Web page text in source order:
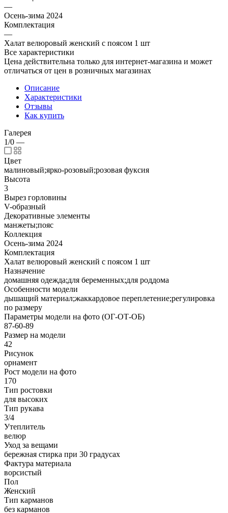
—
Осень-зима 2024
Комплектация
—
Халат велюровый женский с поясом 1 шт
Все характеристики
Цена действительна только для интернет-магазина и может
отличаться от цен в розничных магазинах
Описание
Характеристики
Отзывы
Как купить
Галерея
1/0 —
Цвет
малиновый;ярко-розовый;розовая фуксия
Высота
3
Вырез горловины
V-образный
Декоративные элементы
манжеты;пояс
Коллекция
Осень-зима 2024
Комплектация
Халат велюровый женский с поясом 1 шт
Назначение
домашняя одежда;для беременных;для роддома
Особенности модели
дышащий материал;жаккардовое переплетение;регулировка
по размеру
Параметры модели на фото (ОГ-ОТ-ОБ)
87-60-89
Размер на модели
42
Рисунок
орнамент
Рост модели на фото
170
Тип ростовки
для высоких
Тип рукава
3/4
Утеплитель
велюр
Уход за вещами
бережная стирка при 30 градусах
Фактура материала
ворсистый
Пол
Женский
Тип карманов
без карманов